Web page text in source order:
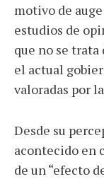
motivo de
estudios de
que no se
el actual
valoradas por
Desde su
acontecido en
de un “efecto